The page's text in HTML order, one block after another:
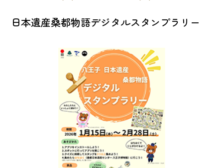
日本遺産桑都物語デジタルスタンプラリー